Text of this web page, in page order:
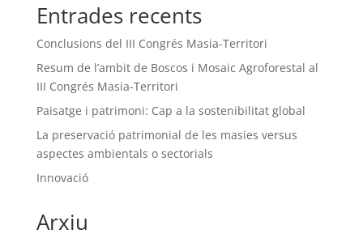
Entrades recents
Conclusions del III Congrés Masia-Territori
Resum de l’ambit de Boscos i Mosaic Agroforestal al
III Congrés Masia-Territori
Paisatge i patrimoni: Cap a la sostenibilitat global
La preservació patrimonial de les masies versus
aspectes ambientals o sectorials
Innovació
Arxiu